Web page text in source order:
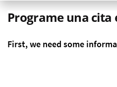
Programe una cita